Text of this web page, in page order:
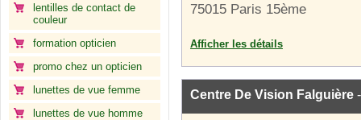
lentilles de contact de
couleur
formation opticien
promo chez un opticien
lunettes de vue femme
lunettes de vue homme
75015 Paris 15ème
Afficher les détails
Centre De Vision Falguière